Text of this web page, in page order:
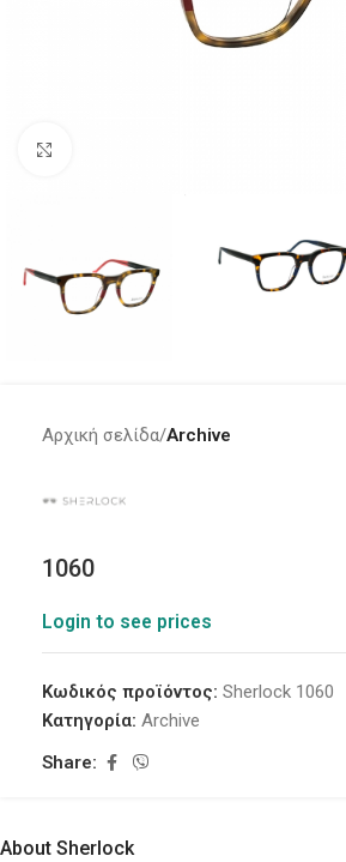
Αρχική σελίδα Archive
1060
Login to see prices
Κωδικός προϊόντος: Sherlock 1060
Κατηγορία: Archive
Share:
About Sherlock